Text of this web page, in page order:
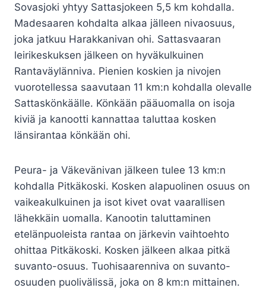
Sovasjoki yhtyy Sattasjokeen 5,5 km kohdalla.
Madesaaren kohdalta alkaa jälleen nivaosuus,
joka jatkuu Harakkanivan ohi. Sattasvaaran
leirikeskuksen jälkeen on hyväkulkuinen
Rantaväylänniva. Pienien koskien ja nivojen
vuorotellessa saavutaan 11 km:n kohdalla olevalle
Sattaskönkäälle. Könkään pääuomalla on isoja
kiviä ja kanootti kannattaa taluttaa kosken
länsirantaa könkään ohi.
Peura- ja Väkevänivan jälkeen tulee 13 km:n
kohdalla Pitkäkoski. Kosken alapuolinen osuus on
vaikeakulkuinen ja isot kivet ovat vaarallisen
lähekkäin uomalla. Kanootin taluttaminen
etelänpuoleista rantaa on järkevin vaihtoehto
ohittaa Pitkäkoski. Kosken jälkeen alkaa pitkä
suvanto-osuus. Tuohisaarenniva on suvanto-
osuuden puolivälissä, joka on 8 km:n mittainen.